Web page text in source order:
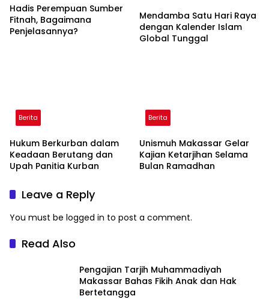
Hadis Perempuan Sumber
Fitnah, Bagaimana
Penjelasannya?
Mendamba Satu Hari Raya
dengan Kalender Islam
Global Tunggal
Berita
Hukum Berkurban dalam
Keadaan Berutang dan
Upah Panitia Kurban
Berita
Unismuh Makassar Gelar
Kajian Ketarjihan Selama
Bulan Ramadhan
Leave a Reply
You must be logged in to post a comment.
Read Also
Pengajian Tarjih Muhammadiyah
Makassar Bahas Fikih Anak dan Hak
Bertetangga